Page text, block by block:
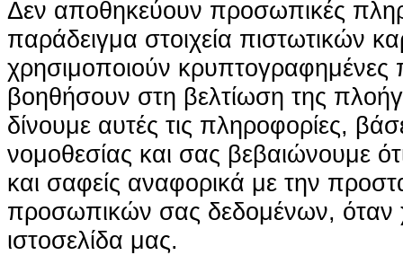
Δεν αποθηκεύουν προσωπικές
παράδειγμα στοιχεία πιστωτικών
χρησιμοποιούν κρυπτογραφημένες
βοηθήσουν στη βελτίωση της
δίνουμε αυτές τις πληροφορίες,
νομοθεσίας και σας βεβαιώνουμε ότι
και σαφείς αναφορικά με την
προσωπικών σας δεδομένων, όταν
ιστοσελίδα μας.